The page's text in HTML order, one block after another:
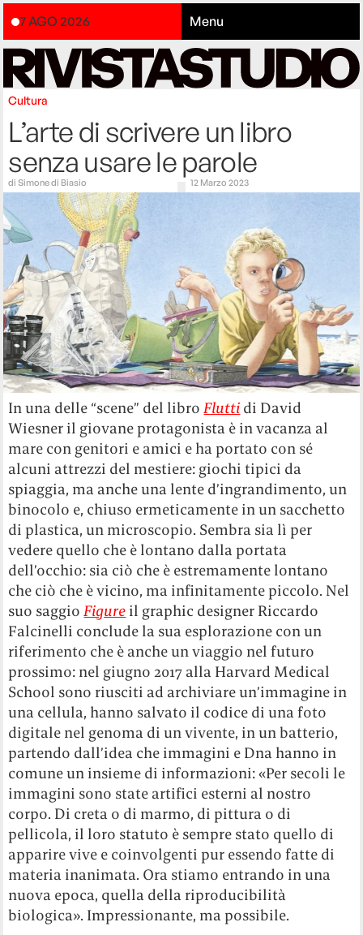
7 AGO 2026 Menu
Cultura
L’arte di scrivere un libro
senza usare le parole
diSimone di Biasio 12 Marzo 2023
In una delle “scene” del libroFlutti di David
Wiesner il giovane protagonista è in vacanza al
mare con genitori e amici e ha portato con sé
alcuni attrezzi del mestiere: giochi tipici da
spiaggia, ma anche una lente d’ingrandimento, un
binocolo e, chiuso ermeticamente in un sacchetto
di plastica, un microscopio. Sembra sia lì per
vedere quello che è lontano dalla portata
dell’occhio: sia ciò che è estremamente lontano
che ciò che è vicino, ma infinitamente piccolo. Nel
suo saggioFigure il graphic designer Riccardo
Falcinelli conclude la sua esplorazione con un
riferimento che è anche un viaggio nel futuro
prossimo: nel giugno 2017 alla Harvard Medical
School sono riusciti ad archiviare un’immagine in
una cellula, hanno salvato il codice di una foto
digitale nel genoma di un vivente, in un batterio,
partendo dall’idea che immagini e Dna hanno in
comune un insieme di informazioni: «Per secoli le
immagini sono state artifici esterni al nostro
corpo. Di creta o di marmo, di pittura o di
pellicola, il loro statuto è sempre stato quello di
apparire vive e coinvolgenti pur essendo fatte di
materia inanimata. Ora stiamo entrando in una
nuova epoca, quella della riproducibilità
biologica». Impressionante, ma possibile.